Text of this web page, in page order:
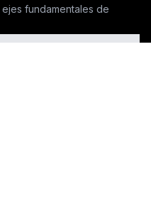
fundamentales de